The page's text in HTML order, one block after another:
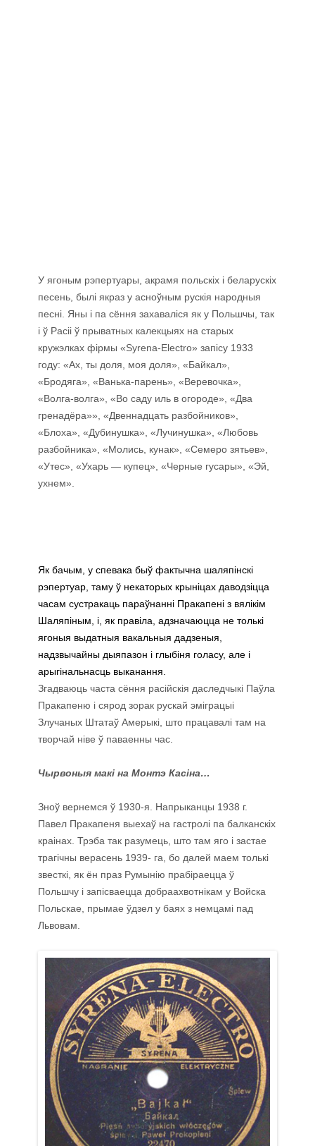
У ягоным рэпертуары, акрамя польскіх і беларускіх
песень, былі якраз у асноўным рускія народныя
песні. Яны і па сёння захаваліся як у Польшчы, так
і ў Расіі ў прыватных калекцыях на старых
кружэлках фірмы «Syrena-Electro» запісу 1933
году: «Ах, ты доля, моя доля», «Байкал»,
«Бродяга», «Ванька-парень», «Веревочка»,
«Волга-волга», «Во саду иль в огороде», «Два
гренадёра»», «Двеннадцать разбойников»,
«Блоха», «Дубинушка», «Лучинушка», «Любовь
разбойника», «Молись, кунак», «Семеро зятьев»,
«Утес», «Ухарь — купец», «Черные гусары», «Эй,
ухнем».
Як бачым, у спевака быў фактычна шаляпінскі
рэпертуар, таму ў некаторых крыніцах даводзіцца
часам сустракаць параўнанні Пракапені з вялікім
Шаляпіным, і, як правіла, адзначаюцца не толькі
ягоныя выдатныя вакальныя дадзеныя,
надзвычайны дыяпазон і глыбіня голасу, але і
арыгінальнасць выканання.
Згадваюць часта сёння расійскія даследчыкі Паўла
Пракапеню і сярод зорак рускай эміграцыі
Злучаных Штатаў Амерыкі, што працавалі там на
творчай ніве ў паваенны час.
Чырвоныя макі на Монтэ Касіна…
Зноў вернемся ў 1930-я. Напрыканцы 1938 г.
Павел Пракапеня выехаў на гастролі па балканскіх
краінах. Трэба так разумець, што там яго і застае
трагічны верасень 1939- га, бо далей маем толькі
звесткі, як ён праз Румынію прабіраецца ў
Польшчу і запісваецца добраахвотнікам у Войска
Польскае, прымае ўдзел у баях з немцамі пад
Львовам.